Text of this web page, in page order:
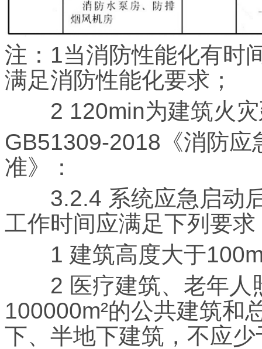
注：1当消防性能化有时
满足消防性能化要求；
2 120min为建筑火灾
GB51309-2018《消防
准》：
3.2.4 系统应急启动后
工作时间应满足下列要求
1 建筑高度大于100m
2 医疗建筑、老年人
100000m²的公共建筑和
下、半地下建筑，不应